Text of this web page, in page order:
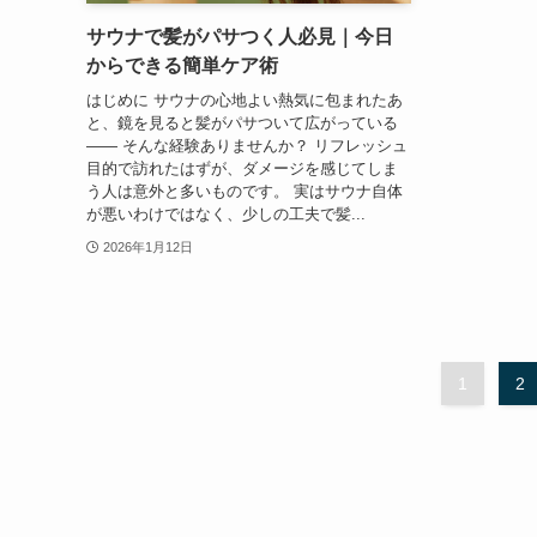
サウナで髪がパサつく人必見｜今日
からできる簡単ケア術
はじめに サウナの心地よい熱気に包まれたあ
と、鏡を見ると髪がパサついて広がっている
—— そんな経験ありませんか？ リフレッシュ
目的で訪れたはずが、ダメージを感じてしま
う人は意外と多いものです。 実はサウナ自体
が悪いわけではなく、少しの工夫で髪...
2026年1月12日
1 2